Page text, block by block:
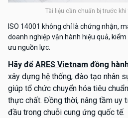
Tài liệu cần chuẩn bị trước khi
ISO 14001 không chỉ là chứng nhận,
doanh nghiệp vận hành hiệu quả,
ưu nguồn lực.
Hãy để ARES Vietnam đồng
xây dựng hệ thống, đào tạo nhân
giúp tổ chức chuyển hóa tiêu
thực chất. Đồng thời, nâng tầm uy
đầu trong chuỗi cung ứng quốc tế.